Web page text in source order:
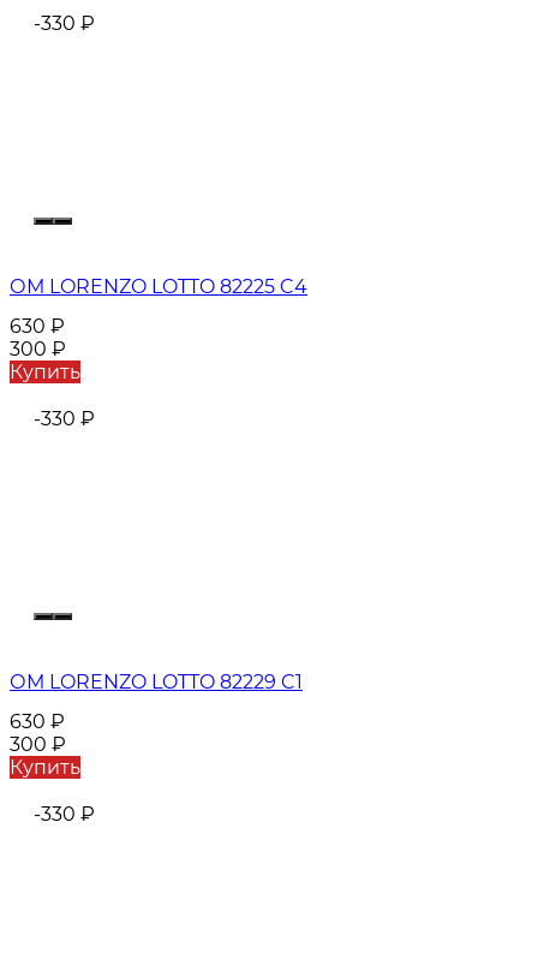
-330 ₽
ОМ LORENZO LOTTO 82225 C4
630 ₽
300 ₽
Купить
-330 ₽
ОМ LORENZO LOTTO 82229 C1
630 ₽
300 ₽
Купить
-330 ₽